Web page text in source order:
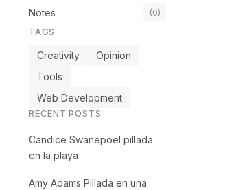
Notes
(0)
TAGS
Creativity
Opinion
Tools
Web Development
RECENT POSTS
Candice Swanepoel pillada
en la playa
Amy Adams Pillada en una